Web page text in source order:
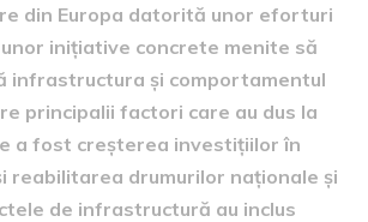
din Europa datorită unor eforturi
inițiative concrete menite să
infrastructura și comportamentul
principalii factori care au dus la
a fost creșterea investițiilor în
reabilitarea drumurilor naționale și
de infrastructură au inclus